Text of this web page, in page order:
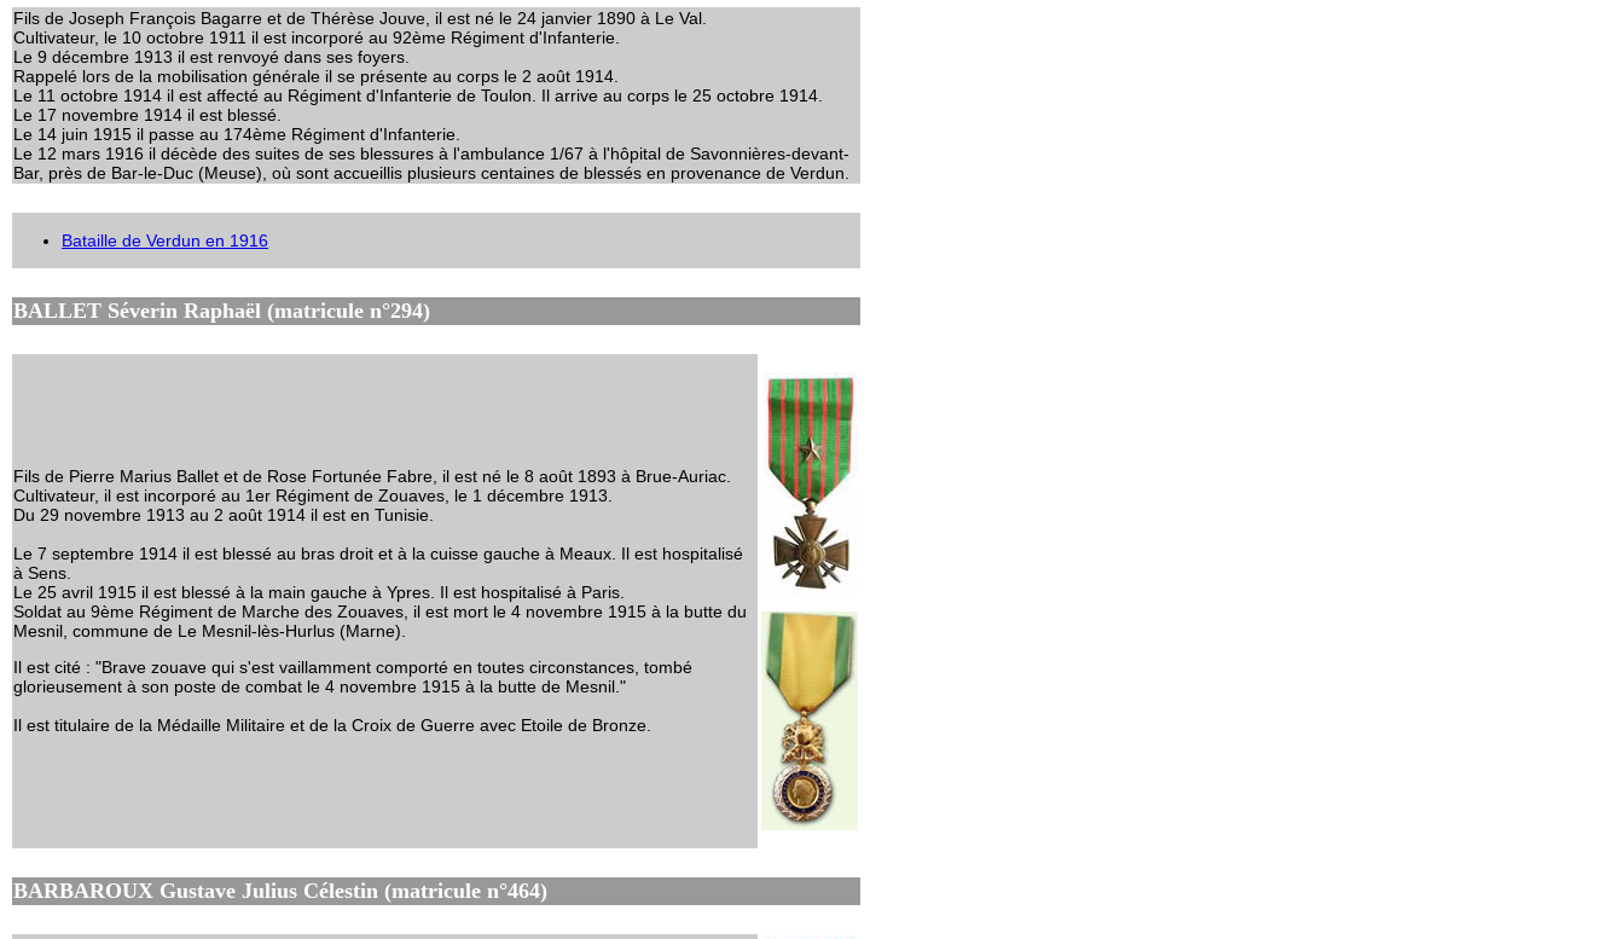
Fils de Joseph François Bagarre et de Thérèse Jouve, il est né le 24 janvier 1890 à Le Val.
Cultivateur, le 10 octobre 1911 il est incorporé au 92ème Régiment d'Infanterie.
Le 9 décembre 1913 il est renvoyé dans ses foyers.
Rappelé lors de la mobilisation générale il se présente au corps le 2 août 1914.
Le 11 octobre 1914 il est affecté au Régiment d'Infanterie de Toulon. Il arrive au corps le 25 octobre 1914.
Le 17 novembre 1914 il est blessé.
Le 14 juin 1915 il passe au 174ème Régiment d'Infanterie.
Le 12 mars 1916 il décède des suites de ses blessures à l'ambulance 1/67 à l'hôpital de Savonnières-devant-
Bar, près de Bar-le-Duc (Meuse), où sont accueillis plusieurs centaines de blessés en provenance de Verdun.
Bataille de Verdun en 1916
BALLET Séverin Raphaël (matricule n°294)
Fils de Pierre Marius Ballet et de Rose Fortunée Fabre, il est né le 8 août 1893 à Brue-Auriac.
Cultivateur, il est incorporé au 1er Régiment de Zouaves, le 1 décembre 1913.
Du 29 novembre 1913 au 2 août 1914 il est en Tunisie.
Le 7 septembre 1914 il est blessé au bras droit et à la cuisse gauche à Meaux. Il est hospitalisé
à Sens.
Le 25 avril 1915 il est blessé à la main gauche à Ypres. Il est hospitalisé à Paris.
Soldat au 9ème Régiment de Marche des Zouaves, il est mort le 4 novembre 1915 à la butte du
Mesnil, commune de Le Mesnil-lès-Hurlus (Marne).
Il est cité : "Brave zouave qui s'est vaillamment comporté en toutes circonstances, tombé
glorieusement à son poste de combat le 4 novembre 1915 à la butte de Mesnil."
Il est titulaire de la Médaille Militaire et de la Croix de Guerre avec Etoile de Bronze.
BARBAROUX Gustave Julius Célestin (matricule n°464)